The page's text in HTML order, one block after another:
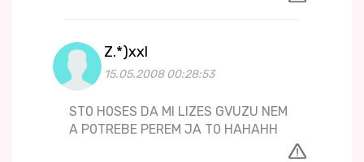
Z.*)xxl
15.05.2008 00:28:53
ST0 H0SES DA MI LIZES GVUZU NEM
A P0TREBE PEREM JA T0 HAHAHH